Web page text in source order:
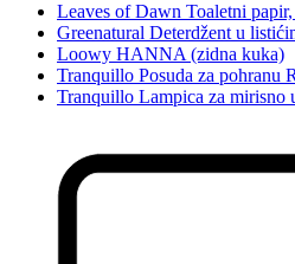
Leaves of Dawn Toaletni
Greenatural Deterdžent u
Loowy HANNA (zidna kuka)
Tranquillo Posuda za pohranu
Tranquillo Lampica za mirisno